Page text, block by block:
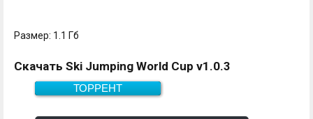
Размер: 1.1 Гб
Скачать Ski Jumping World Cup v1.0.3
ТОРРЕНТ
1.1 Гб
Скачать